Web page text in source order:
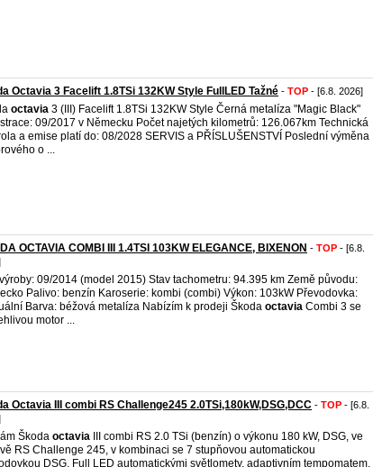
Octavia 3 Facelift 1.8TSi 132KW Style FullLED Tažné - TOP - [6.8. 2026]
octavia 3 (III) Facelift 1.8TSi 132KW Style Černá metalíza "Magic Black"
09/2017 v Německu Počet najetých kilometrů: 126.067km Technická
a emise platí do: 08/2028 SERVIS a PŘÍSLUŠENSTVÍ Poslední výměna
o ...
OCTAVIA COMBI III 1.4TSI 103KW ELEGANCE, BIXENON - TOP - [6.8.
09/2014 (model 2015) Stav tachometru: 94.395 km Země původu:
Palivo: benzín Karoserie: kombi (combi) Výkon: 103kW Převodovka:
Barva: béžová metalíza Nabízím k prodeji Škoda octavia Combi 3 se
motor ...
Octavia III combi RS Challenge245 2.0TSi,180kW,DSG,DCC - TOP - [6.8.
Škoda octavia III combi RS 2.0 TSi (benzín) o výkonu 180 kW, DSG, ve
RS Challenge 245, v kombinaci se 7 stupňovou automatickou
DSG, Full LED automatickými světlomety, adaptivním tempomatem,